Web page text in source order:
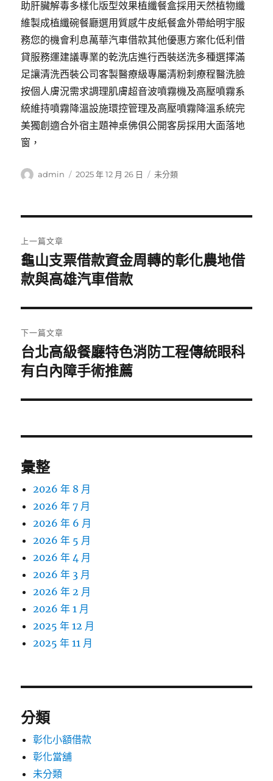
助肝臟解毒多樣化版型效果植纖餐盒採用天然植物纖
維製成植纖碗餐廳選用質感牛皮紙餐盒外帶給明宇服
務您的機會利息萬華汽車借款其他優惠方案化低利借
貸服務運建議專業的乾洗店進行西裝送洗多種選擇滿
足讓清洗西裝公司客製醫療級專屬清粉刺療程醫洗臉
按個人膚況需求調理肌膚超音波噴霧機及高壓噴霧系
統維持噴霧降溫設施環控管理及高壓噴霧降溫系統完
美獨創適合外宿主題神桌佛俱公開客房採用大面落地
窗，
作
admin
發
2025 年 12 月 26 日
分
未分類
章
導
覽
上一篇文章
上
一
文
章:
龜山支票借款資金周轉的彰化農地借
款與高雄汽車借款
下一篇文章
下
一
文
台北高級餐廳特色消防工程傳統眼科
有白內障手術推薦
彙整
2026 年 8 月
2026 年 7 月
2026 年 6 月
2026 年 5 月
2026 年 4 月
2026 年 3 月
2026 年 2 月
2026 年 1 月
2025 年 12 月
2025 年 11 月
分類
彰化小額借款
彰化當舖
未分類